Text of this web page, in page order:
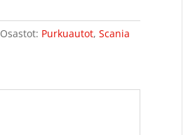
Osastot: Purkuautot,Scania